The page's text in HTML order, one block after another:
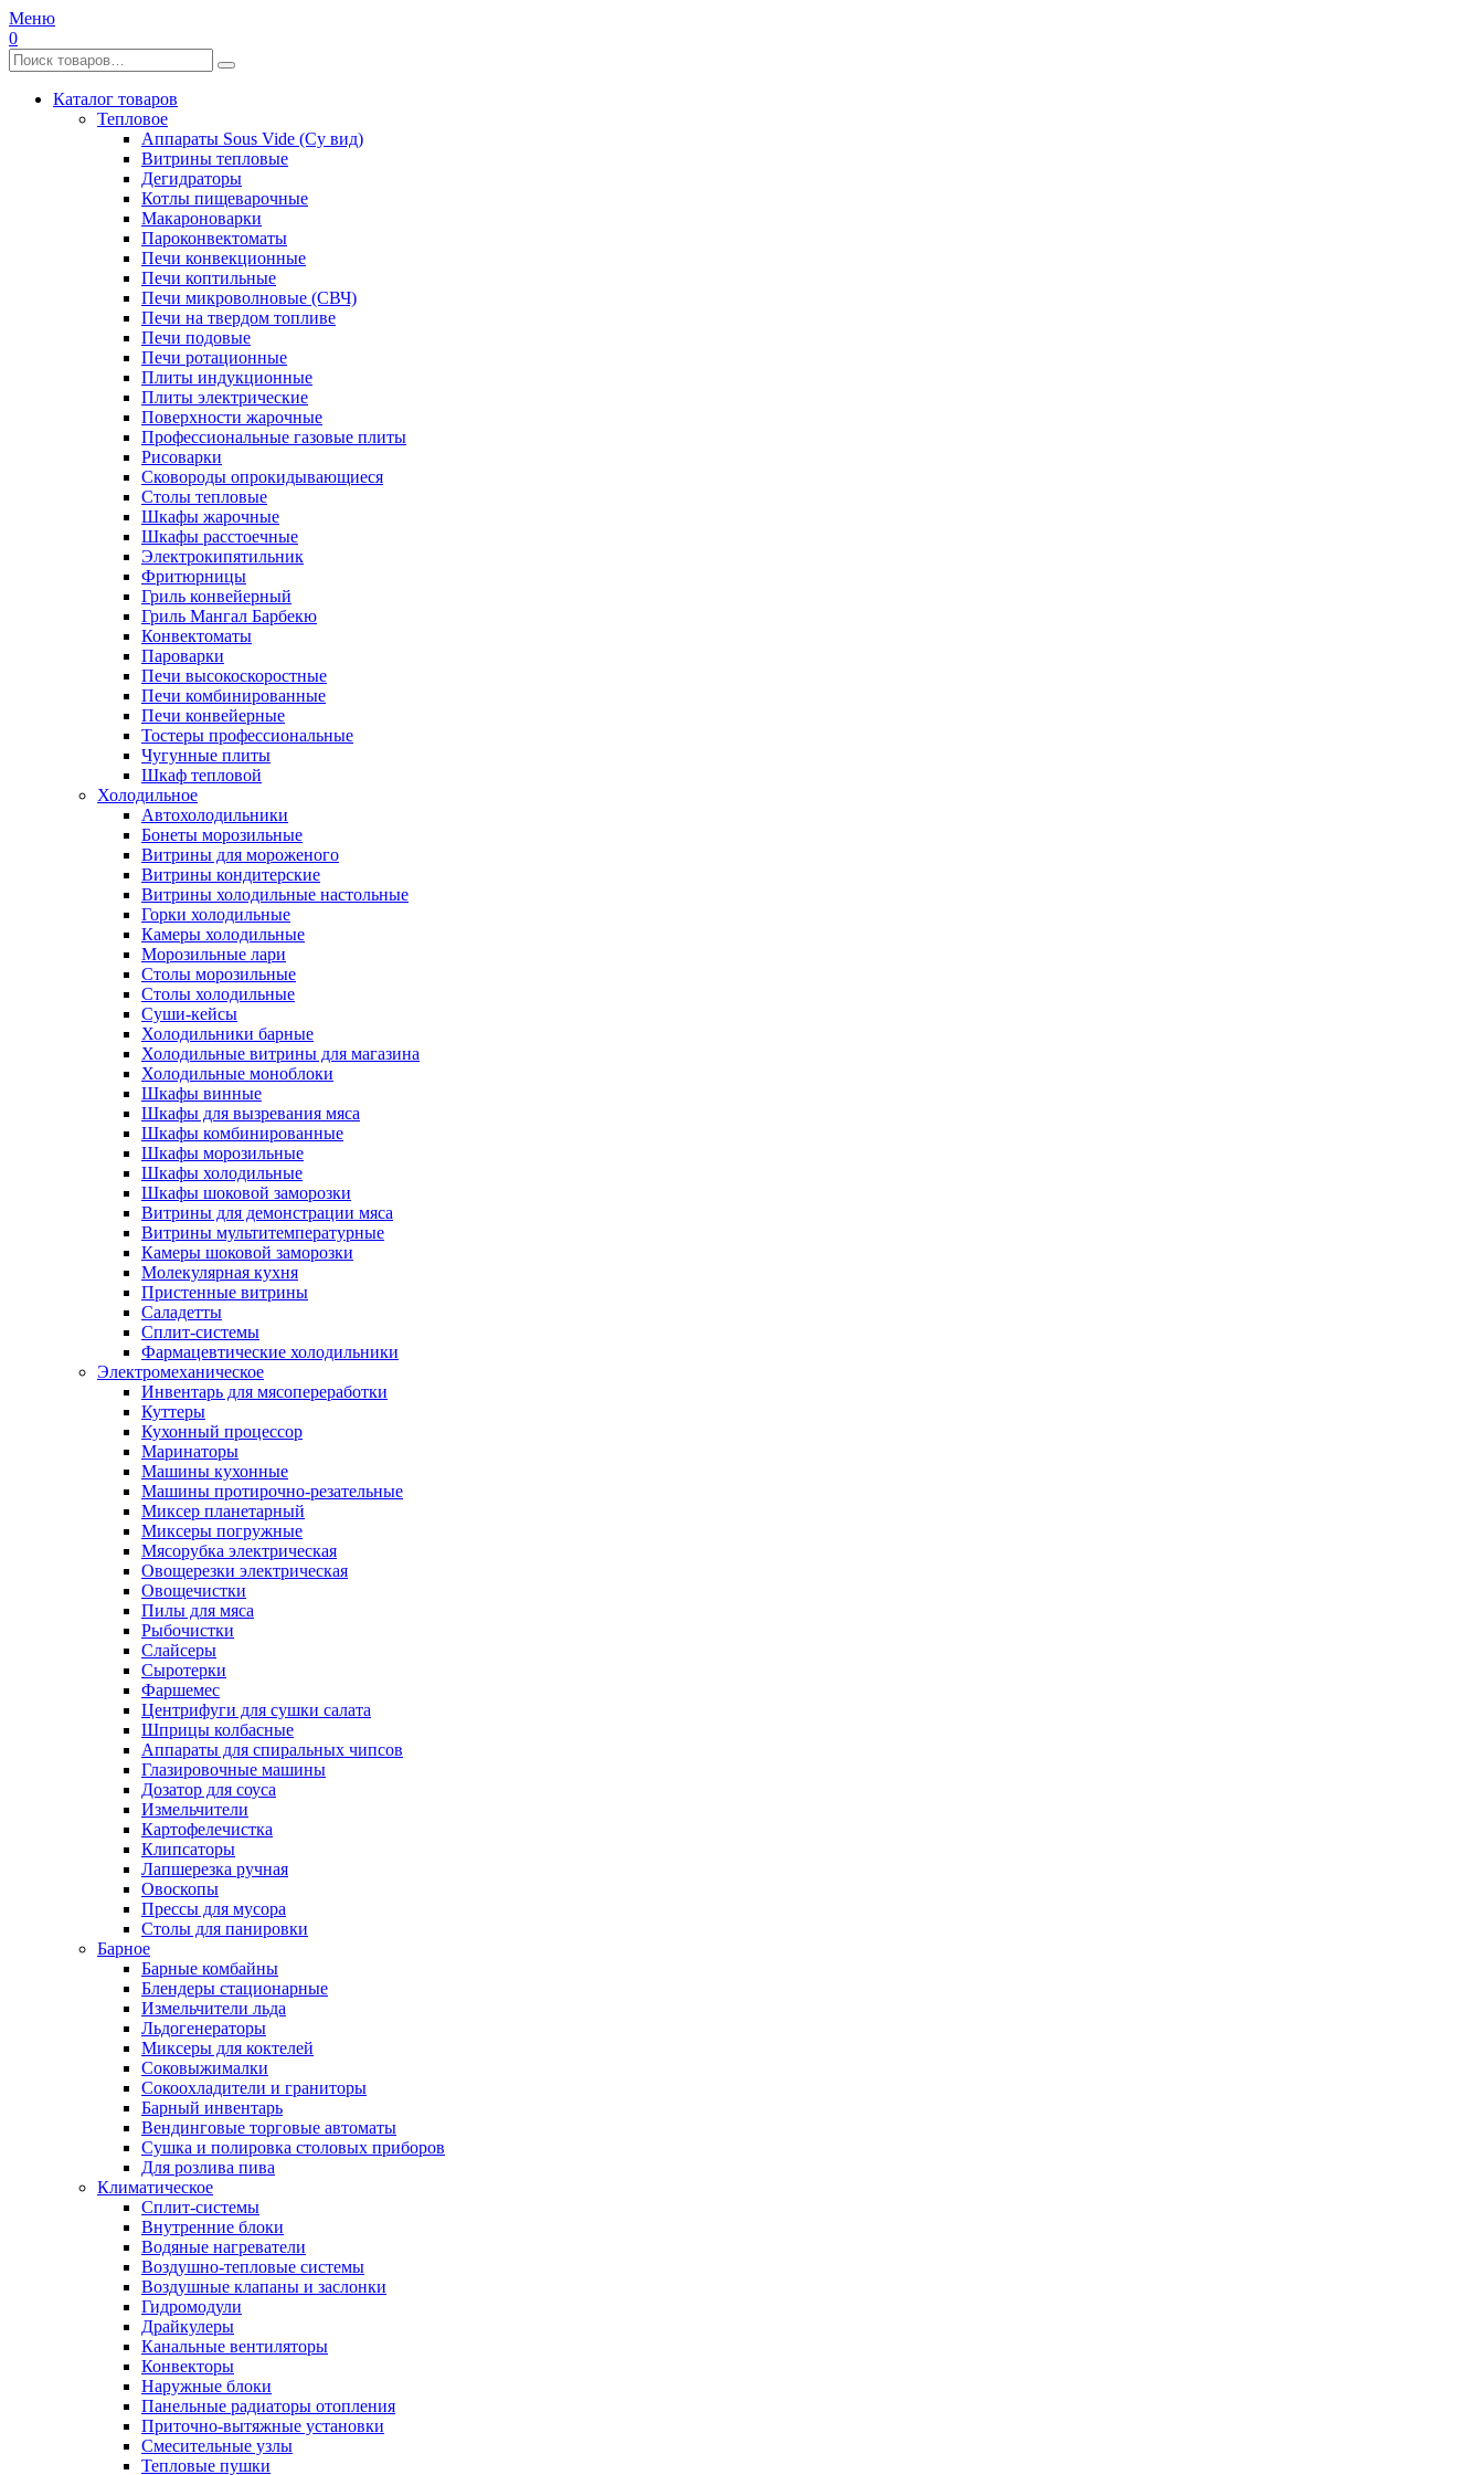
Меню
0
Каталог товаров
Тепловое
Аппараты Sous Vide (Су вид)
Витрины тепловые
Дегидраторы
Котлы пищеварочные
Макароноварки
Пароконвектоматы
Печи конвекционные
Печи коптильные
Печи микроволновые (СВЧ)
Печи на твердом топливе
Печи подовые
Печи ротационные
Плиты индукционные
Плиты электрические
Поверхности жарочные
Профессиональные газовые плиты
Рисоварки
Сковороды опрокидывающиеся
Столы тепловые
Шкафы жарочные
Шкафы расстоечные
Электрокипятильник
Фритюрницы
Гриль конвейерный
Гриль Мангал Барбекю
Конвектоматы
Пароварки
Печи высокоскоростные
Печи комбинированные
Печи конвейерные
Тостеры профессиональные
Чугунные плиты
Шкаф тепловой
Холодильное
Автохолодильники
Бонеты морозильные
Витрины для мороженого
Витрины кондитерские
Витрины холодильные настольные
Горки холодильные
Камеры холодильные
Морозильные лари
Столы морозильные
Столы холодильные
Суши-кейсы
Холодильники барные
Холодильные витрины для магазина
Холодильные моноблоки
Шкафы винные
Шкафы для вызревания мяса
Шкафы комбинированные
Шкафы морозильные
Шкафы холодильные
Шкафы шоковой заморозки
Витрины для демонстрации мяса
Витрины мультитемпературные
Камеры шоковой заморозки
Молекулярная кухня
Пристенные витрины
Саладетты
Сплит-системы
Фармацевтические холодильники
Электромеханическое
Инвентарь для мясопереработки
Куттеры
Кухонный процессор
Маринаторы
Машины кухонные
Машины протирочно-резательные
Миксер планетарный
Миксеры погружные
Мясорубка электрическая
Овощерезки электрическая
Овощечистки
Пилы для мяса
Рыбочистки
Слайсеры
Сыротерки
Фаршемес
Центрифуги для сушки салата
Шприцы колбасные
Аппараты для спиральных чипсов
Глазировочные машины
Дозатор для соуса
Измельчители
Картофелечистка
Клипсаторы
Лапшерезка ручная
Овоскопы
Прессы для мусора
Столы для панировки
Барное
Барные комбайны
Блендеры стационарные
Измельчители льда
Льдогенераторы
Миксеры для коктелей
Соковыжималки
Сокоохладители и граниторы
Барный инвентарь
Вендинговые торговые автоматы
Сушка и полировка столовых приборов
Для розлива пива
Климатическое
Сплит-системы
Внутренние блоки
Водяные нагреватели
Воздушно-тепловые системы
Воздушные клапаны и заслонки
Гидромодули
Драйкулеры
Канальные вентиляторы
Конвекторы
Наружные блоки
Панельные радиаторы отопления
Приточно-вытяжные установки
Смесительные узлы
Тепловые пушки